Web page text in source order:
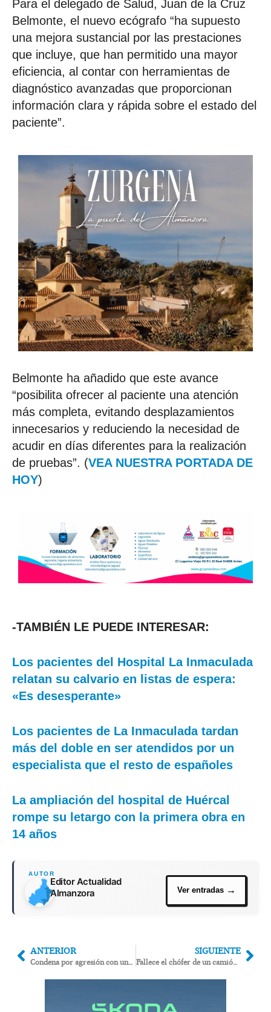
Para el delegado de Salud, Juan de la Cruz
Belmonte, el nuevo ecógrafo “ha supuesto
una mejora sustancial por las prestaciones
que incluye, que han permitido una mayor
eficiencia, al contar con herramientas de
diagnóstico avanzadas que proporcionan
información clara y rápida sobre el estado del
paciente”.
Belmonte ha añadido que este avance
“posibilita ofrecer al paciente una atención
más completa, evitando desplazamientos
innecesarios y reduciendo la necesidad de
acudir en días diferentes para la realización
de pruebas”. (VEA NUESTRA PORTADA DE
HOY)
-TAMBIÉN LE PUEDE INTERESAR:
Los pacientes del Hospital La Inmaculada
relatan su calvario en listas de espera:
«Es desesperante»
Los pacientes de La Inmaculada tardan
más del doble en ser atendidos por un
especialista que el resto de españoles
La ampliación del hospital de Huércal
rompe su letargo con la primera obra en
14 años
Editor Actualidad
Almanzora
ANTERIOR
Condena por agresión con una barra de bicicleta en Pulpí: dos años de prisión suspendida
SIGUIENTE
Fallece el chófer de un camión de yeso en un accidente cuando se dirigía al Puerto de Carboneras